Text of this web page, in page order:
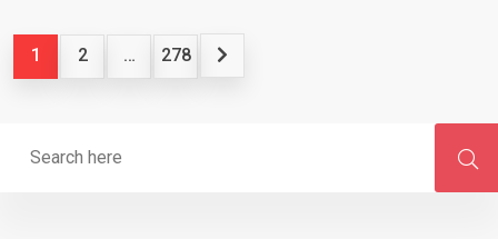
1 2 … 278